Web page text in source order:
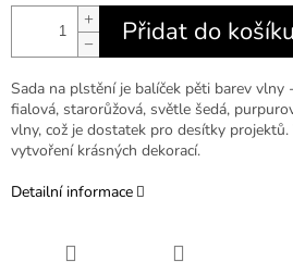
+
−
Přidat do košíku
Sada na plstění je balíček pěti barev
fialová, starorůžová, světle šedá,
vlny, což je dostatek pro desítky
vytvoření krásných dekorací.
Detailní informace